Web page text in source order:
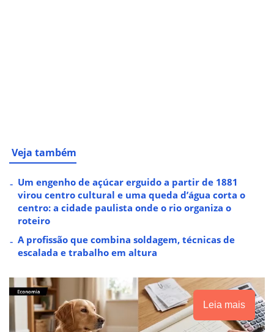
Veja também
Um engenho de açúcar erguido a partir de 1881
virou centro cultural e uma queda d’água corta o
centro: a cidade paulista onde o rio organiza o
roteiro
A profissão que combina soldagem, técnicas de
escalada e trabalho em altura
Leia mais